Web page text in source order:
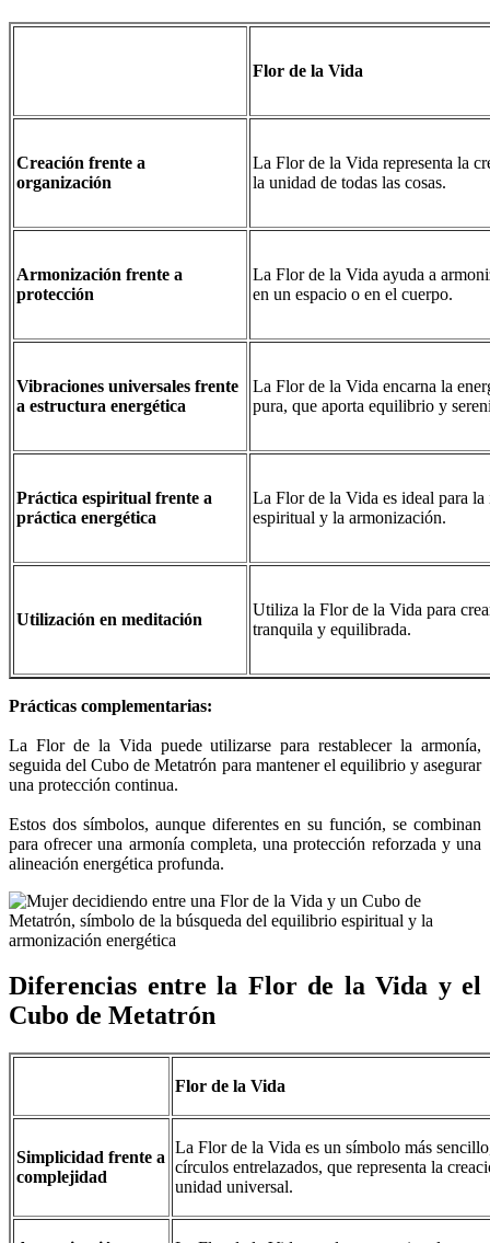
Flor de la Vida
Creación frente a
organización
La Flor de la Vida representa la
la unidad de todas las cosas.
Armonización frente a
protección
La Flor de la Vida ayuda a
en un espacio o en el cuerpo.
Vibraciones universales frente
a estructura energética
La Flor de la Vida encarna la
pura, que aporta equilibrio y
Práctica espiritual frente a
práctica energética
La Flor de la Vida es ideal para la
espiritual y la armonización.
Utilización en meditación
Utiliza la Flor de la Vida para
tranquila y equilibrada.
Prácticas complementarias:
La Flor de la Vida puede utilizarse para restablecer la armonía,
seguida del Cubo de Metatrón para mantener el equilibrio y asegurar
una protección continua.
Estos dos símbolos, aunque diferentes en su función, se combinan
para ofrecer una armonía completa, una protección reforzada y una
alineación energética profunda.
Diferencias entre la Flor de la Vida y el
Cubo de Metatrón
Flor de la Vida
Simplicidad frente a
complejidad
La Flor de la Vida es un símbolo más
círculos entrelazados, que representa la
unidad universal.